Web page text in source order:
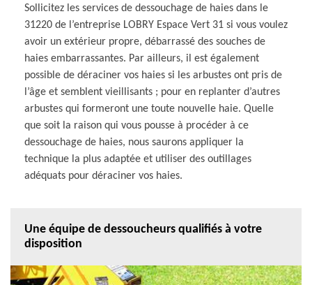
Sollicitez les services de dessouchage de haies dans le
31220 de l’entreprise LOBRY Espace Vert 31 si vous voulez
avoir un extérieur propre, débarrassé des souches de
haies embarrassantes. Par ailleurs, il est également
possible de déraciner vos haies si les arbustes ont pris de
l’âge et semblent vieillisants ; pour en replanter d’autres
arbustes qui formeront une toute nouvelle haie. Quelle
que soit la raison qui vous pousse à procéder à ce
dessouchage de haies, nous saurons appliquer la
technique la plus adaptée et utiliser des outillages
adéquats pour déraciner vos haies.
Une équipe de dessoucheurs qualifiés à votre
disposition